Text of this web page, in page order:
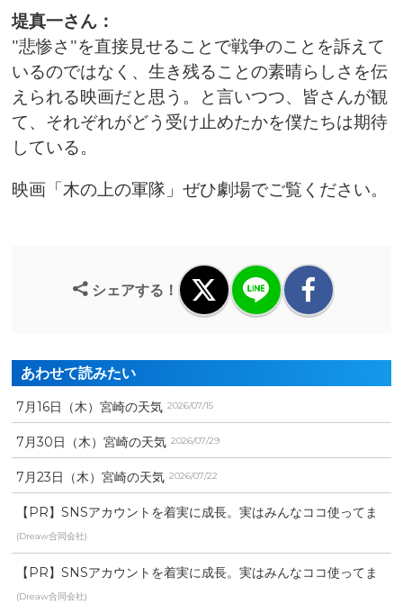
堤真一さん：
"悲惨さ"を直接見せることで戦争のことを訴えて
いるのではなく、生き残ることの素晴らしさを伝
えられる映画だと思う。と言いつつ、皆さんが観
て、それぞれがどう受け止めたかを僕たちは期待
している。
映画「木の上の軍隊」ぜひ劇場でご覧ください。
シェアする！
あわせて読みたい
7月16日（木）宮崎の天気 2026/07/15
7月30日（木）宮崎の天気 2026/07/29
7月23日（木）宮崎の天気 2026/07/22
【PR】SNSアカウントを着実に成長。実はみんなココ使ってま
す。
(Dreaw合同会社)
【PR】SNSアカウントを着実に成長。実はみんなココ使ってま
す。
(Dreaw合同会社)